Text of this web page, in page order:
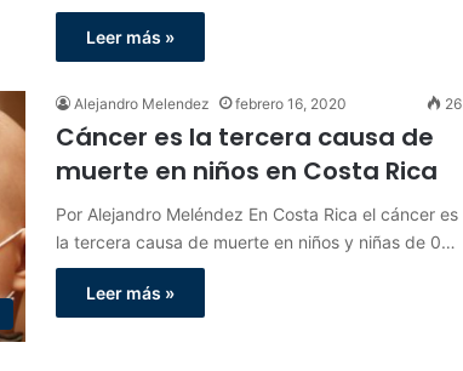
Leer más »
Alejandro Melendez febrero 16, 2020 26
Cáncer es la tercera causa de
muerte en niños en Costa Rica
Por Alejandro Meléndez En Costa Rica el cáncer es
la tercera causa de muerte en niños y niñas de 0…
Leer más »